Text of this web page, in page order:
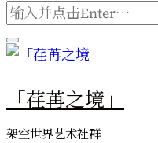
找
什
么
西
吗?
「荏苒之境」
架空世界艺术社群